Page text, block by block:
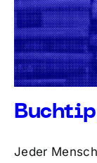
Jeder